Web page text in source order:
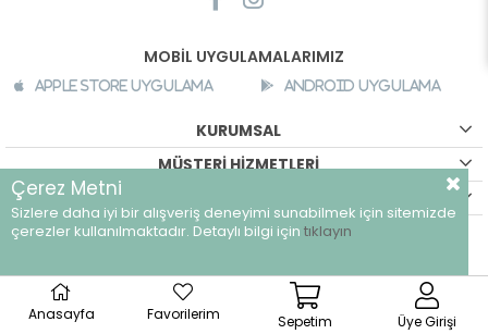
MOBİL UYGULAMALARIMIZ
Apple Store Uygulama Android Uygulama
KURUMSAL
MÜŞTERİ HİZMETLERİ
©breeze.com.tr - Tüm hakları saklıdır.
Anasayfa Favorilerim Sepetim Üye Girişi
Çerez Metni
Sizlere daha iyi bir alışveriş deneyimi sunabilmek için sitemizde
çerezler kullanılmaktadır. Detaylı bilgi için tıklayın